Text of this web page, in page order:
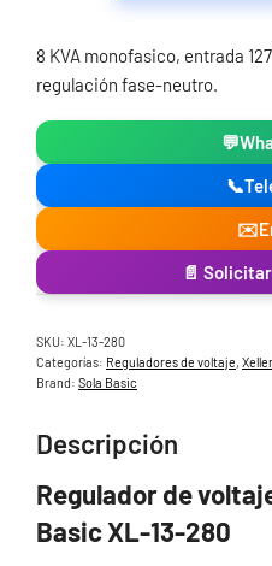
8 KVA monofasico, entrada
regulación fase-neutro.
💬
📞
✉️
📄
SKU: XL-13-280
Categorías: Reguladores de voltaje,
Brand: Sola Basic
Descripción
Regulador de
Basic XL-13-280